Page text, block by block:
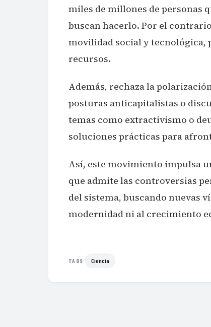
miles de millones de personas
buscan hacerlo. Por el
movilidad social y tecnológica,
recursos.
Además, rechaza la
posturas anticapitalistas o
temas como extractivismo o
soluciones prácticas para
Así, este movimiento impulsa
que admite las controversias
del sistema, buscando nuevas
modernidad ni al crecimiento
TAGS Ciencia